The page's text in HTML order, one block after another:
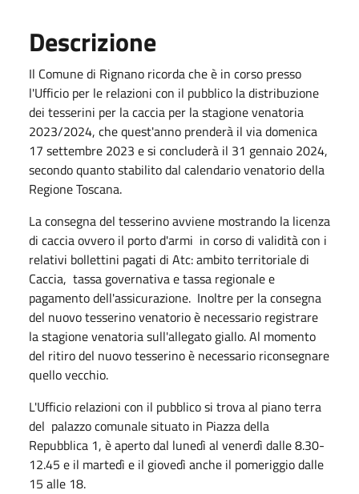
Descrizione
Il Comune di Rignano ricorda che è in corso presso
l'Ufficio per le relazioni con il pubblico la distribuzione
dei tesserini per la caccia per la stagione venatoria
2023/2024, che quest'anno prenderà il via domenica
17 settembre 2023 e si concluderà il 31 gennaio 2024,
secondo quanto stabilito dal calendario venatorio della
Regione Toscana.
La consegna del tesserino avviene mostrando la licenza
di caccia ovvero il porto d'armi in corso di validità con i
relativi bollettini pagati di Atc: ambito territoriale di
Caccia, tassa governativa e tassa regionale e
pagamento dell'assicurazione. Inoltre per la consegna
del nuovo tesserino venatorio è necessario registrare
la stagione venatoria sull'allegato giallo. Al momento
del ritiro del nuovo tesserino è necessario riconsegnare
quello vecchio.
L'Ufficio relazioni con il pubblico si trova al piano terra
del palazzo comunale situato in Piazza della
Repubblica 1, è aperto dal lunedì al venerdì dalle 8.30-
12.45 e il martedì e il giovedì anche il pomeriggio dalle
15 alle 18.